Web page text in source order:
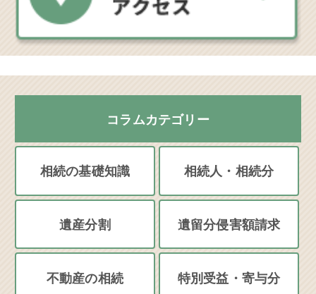
コラムカテゴリー
相続の基礎知識 相続人・相続分
遺産分割 遺留分侵害額請求
不動産の相続 特別受益・寄与分